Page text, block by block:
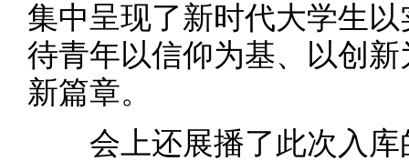
集中呈现了新时代大学生
待青年以信仰为基、以创
新篇章。
会上还展播了此次入库